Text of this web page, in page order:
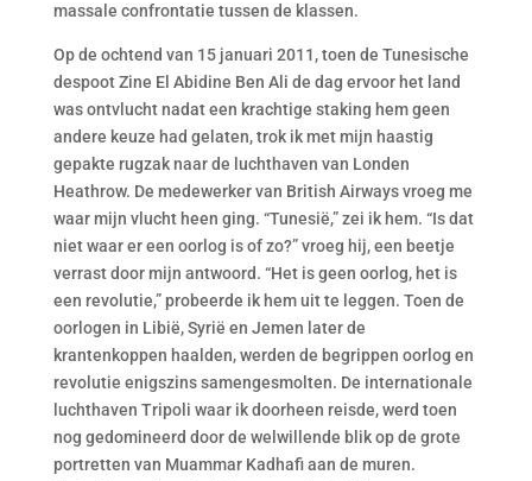
massale confrontatie tussen de klassen.
Op de ochtend van 15 januari 2011, toen de Tunesische
despoot Zine El Abidine Ben Ali de dag ervoor het land
was ontvlucht nadat een krachtige staking hem geen
andere keuze had gelaten, trok ik met mijn haastig
gepakte rugzak naar de luchthaven van Londen
Heathrow. De medewerker van British Airways vroeg me
waar mijn vlucht heen ging. “Tunesië,” zei ik hem. “Is dat
niet waar er een oorlog is of zo?” vroeg hij, een beetje
verrast door mijn antwoord. “Het is geen oorlog, het is
een revolutie,” probeerde ik hem uit te leggen. Toen de
oorlogen in Libië, Syrië en Jemen later de
krantenkoppen haalden, werden de begrippen oorlog en
revolutie enigszins samengesmolten. De internationale
luchthaven Tripoli waar ik doorheen reisde, werd toen
nog gedomineerd door de welwillende blik op de grote
portretten van Muammar Kadhafi aan de muren.